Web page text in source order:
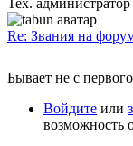
Re: Звания на
Бывает не с
Войдите или
возможность